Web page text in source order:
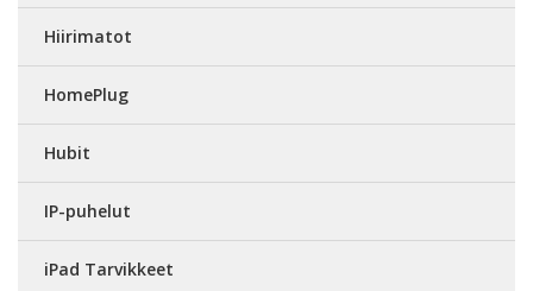
Hiirimatot
HomePlug
Hubit
IP-puhelut
iPad Tarvikkeet